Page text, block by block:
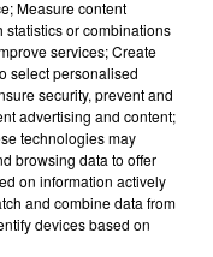
Measure content
or combinations
services; Create
select personalised
security, prevent and
advertising and content;
technologies may
browsing data to offer
on information actively
and combine data from
devices based on